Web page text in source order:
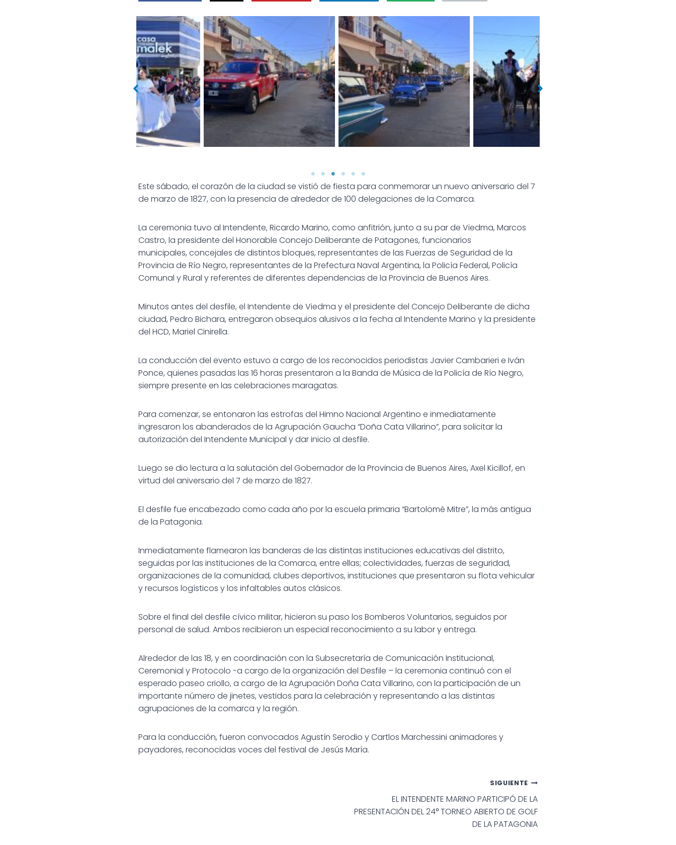
Sin leyenda Sin leyenda Sin leyenda
Este sábado, el corazón de la ciudad se vistió de fiesta para conmemorar un nuevo aniversario del 7
de marzo de 1827, con la presencia de alrededor de 100 delegaciones de la Comarca.
La ceremonia tuvo al Intendente, Ricardo Marino, como anfitrión, junto a su par de Viedma, Marcos
Castro, la presidente del Honorable Concejo Deliberante de Patagones, funcionarios
municipales, concejales de distintos bloques, representantes de las Fuerzas de Seguridad de la
Provincia de Río Negro, representantes de la Prefectura Naval Argentina, la Policía Federal, Policía
Comunal y Rural y referentes de diferentes dependencias de la Provincia de Buenos Aires.
Minutos antes del desfile, el Intendente de Viedma y el presidente del Concejo Deliberante de dicha
ciudad, Pedro Bichara, entregaron obsequios alusivos a la fecha al Intendente Marino y la presidente
del HCD, Mariel Cinirella.
La conducción del evento estuvo a cargo de los reconocidos periodistas Javier Cambarieri e Iván
Ponce, quienes pasadas las 16 horas presentaron a la Banda de Música de la Policía de Río Negro,
siempre presente en las celebraciones maragatas.
Para comenzar, se entonaron las estrofas del Himno Nacional Argentino e inmediatamente
ingresaron los abanderados de la Agrupación Gaucha “Doña Cata Villarino”, para solicitar la
autorización del Intendente Municipal y dar inicio al desfile.
Luego se dio lectura a la salutación del Gobernador de la Provincia de Buenos Aires, Axel Kicillof, en
virtud del aniversario del 7 de marzo de 1827.
El desfile fue encabezado como cada año por la escuela primaria “Bartolomé Mitre”, la más antigua
de la Patagonia.
Inmediatamente flamearon las banderas de las distintas instituciones educativas del distrito,
seguidas por las instituciones de la Comarca, entre ellas; colectividades, fuerzas de seguridad,
organizaciones de la comunidad, clubes deportivos, instituciones que presentaron su flota vehicular
y recursos logísticos y los infaltables autos clásicos.
Sobre el final del desfile cívico militar, hicieron su paso los Bomberos Voluntarios, seguidos por
personal de salud. Ambos recibieron un especial reconocimiento a su labor y entrega.
Alrededor de las 18, y en coordinación con la Subsecretaría de Comunicación Institucional,
Ceremonial y Protocolo -a cargo de la organización del Desfile – la ceremonia continuó con el
esperado paseo criollo, a cargo de la Agrupación Doña Cata Villarino, con la participación de un
importante número de jinetes, vestidos para la celebración y representando a las distintas
agrupaciones de la comarca y la región.
Para la conducción, fueron convocados Agustín Serodio y Cartlos Marchessini animadores y
payadores, reconocidas voces del festival de Jesús María.
SIGUIENTE
EL INTENDENTE MARINO PARTICIPÓ DE LA
PRESENTACIÓN DEL 24° TORNEO ABIERTO DE GOLF
DE LA PATAGONIA